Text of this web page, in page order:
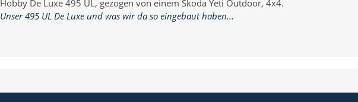
(wenn z.B. ein…
Hobby De Luxe 495 UL, gezogen von einem Skoda Yeti Outdoor, 4x4.
Unser 495 UL De Luxe und was wir da so eingebaut haben...